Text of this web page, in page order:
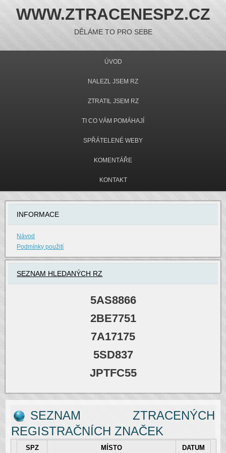
WWW.ZTRACENESPZ.CZ
DĚLÁME TO PRO SEBE
ÚVOD
NALEZL JSEM RZ
ZTRATIL JSEM RZ
TI CO VÁM POMÁHAJÍ
SPŘÁTELENÉ WEBY
KOMENTÁŘE
KONTAKT
INFORMACE
Návod
Podmínky použití
SEZNAM HLEDANÝCH RZ
5AS8866
2BE7751
7A17175
5SD837
JPTFC55
SEZNAM ZTRACENÝCH
REGISTRAČNÍCH ZNAČEK
SPZ MÍSTO DATUM